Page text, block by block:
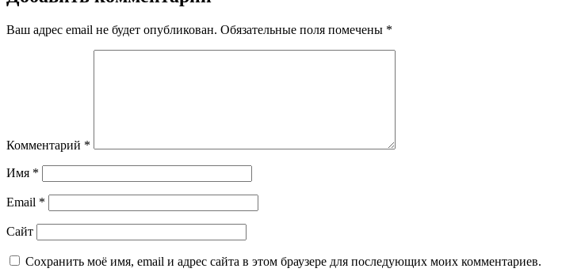
Ваш адрес email не будет опубликован. Обязательные поля помечены *
Комментарий *
Имя *
Email *
Сайт
Сохранить моё имя, email и адрес сайта в этом браузере для последующих моих комментариев.